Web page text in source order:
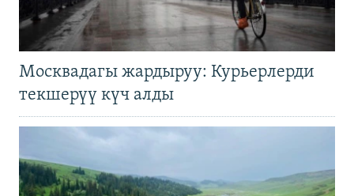
Москвадагы жардыруу: Курьерлерди
текшерүү күч алды